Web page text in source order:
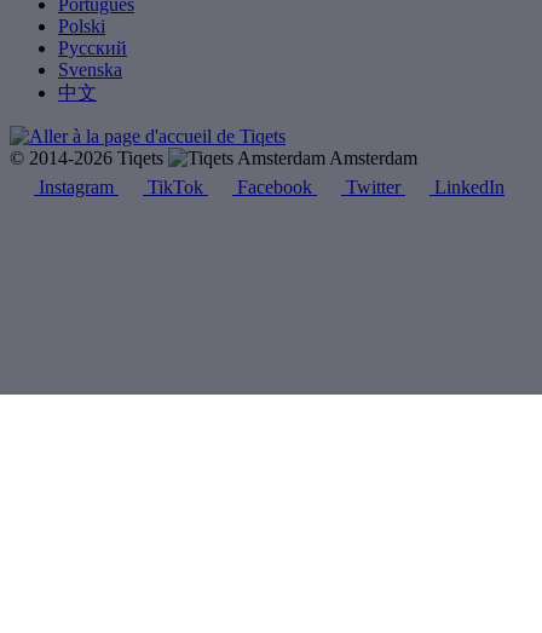
Polski
Русский
Svenska
中文
© 2014-2026 Tiqets
Amsterdam
Instagram
TikTok Facebook Twitter LinkedIn